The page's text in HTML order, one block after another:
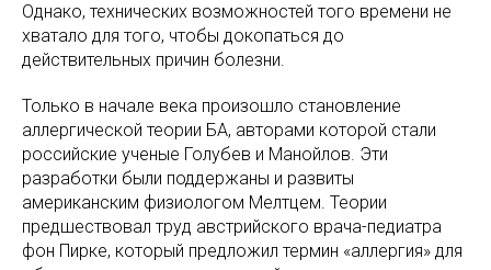
Однако, технических возможностей того времени не
хватало для того, чтобы докопаться до
действительных причин болезни.
Только в начале века произошло становление
аллергической теории БА, авторами которой стали
российские ученые Голубев и Манойлов. Эти
разработки были поддержаны и развиты
американским физиологом Мелтцем. Теории
предшествовал труд австрийского врача-педиатра
фон Пирке, который предложил термин «аллергия» для